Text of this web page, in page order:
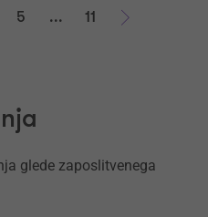
5 ...
11
glede zaposlitvenega